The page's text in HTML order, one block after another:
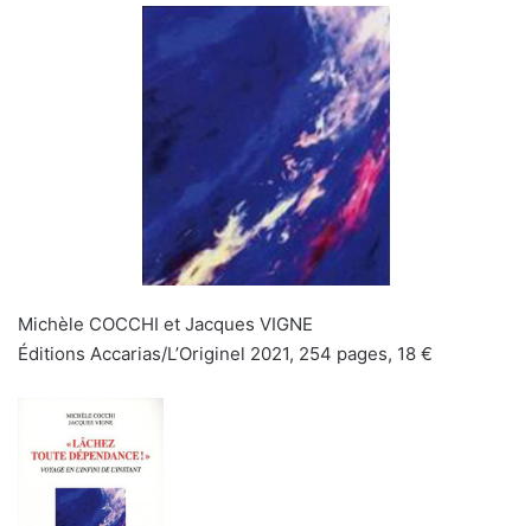
Michèle COCCHI et Jacques VIGNE
Éditions Accarias/L’Originel 2021, 254 pages, 18 €